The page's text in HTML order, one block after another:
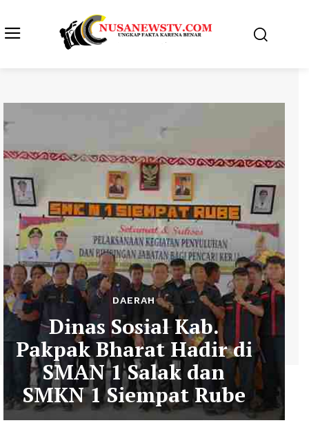
DAERAH
Dinas Sosial Kab.
Pakpak Bharat Hadir di
SMAN 1 Salak dan
SMKN 1 Siempat Rube